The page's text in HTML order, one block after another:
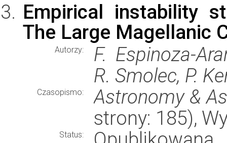
Empirical instability
The Large Magellanic
Autorzy:
F. Espinoza-
R. Smolec, P.
Czasopismo:
Astronomy &
strony: 185),
Status: